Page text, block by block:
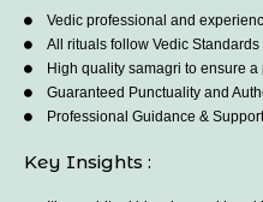
Vedic professional and
All rituals follow Vedic
High quality samagri to ensure
Guaranteed Punctuality and
Professional Guidance &
Key Insights :